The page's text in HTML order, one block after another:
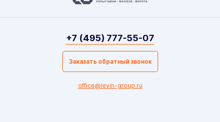
+7 (495) 777-55-07
Заказать обратный звонок
office@levin-group.ru